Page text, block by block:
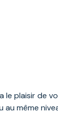
le plaisir de
même